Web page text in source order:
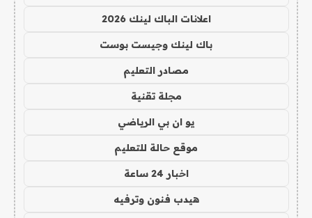
اعلانات الباك لينك 2026
باك لينك وجيست بوست
مصادر التعليم
مجلة تقنية
يو ان بي الرياضي
موقع حالة للتعليم
اخبار 24 ساعة
هيدب فنون وترفيه